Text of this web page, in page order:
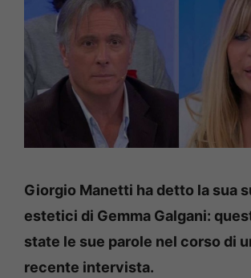
Giorgio Manetti ha detto la sua
estetici di Gemma Galgani:
state le sue parole nel corso di
recente intervista.